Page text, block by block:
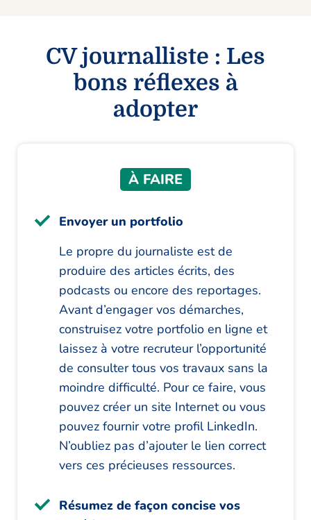
CV journalliste : Les
bons réflexes à
adopter
À FAIRE
Envoyer un portfolio
Le propre du journaliste est de
produire des articles écrits, des
podcasts ou encore des reportages.
Avant d’engager vos démarches,
construisez votre portfolio en ligne et
laissez à votre recruteur l’opportunité
de consulter tous vos travaux sans la
moindre difficulté. Pour ce faire, vous
pouvez créer un site Internet ou vous
pouvez fournir votre profil LinkedIn.
N’oubliez pas d’ajouter le lien correct
vers ces précieuses ressources.
Résumez de façon concise vos